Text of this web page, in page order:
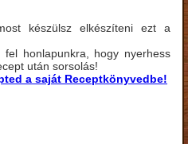
készülsz elkészíteni ezt a
honlapunkra, hogy nyerhess
után sorsolás!
a saját Receptkönyvedbe!